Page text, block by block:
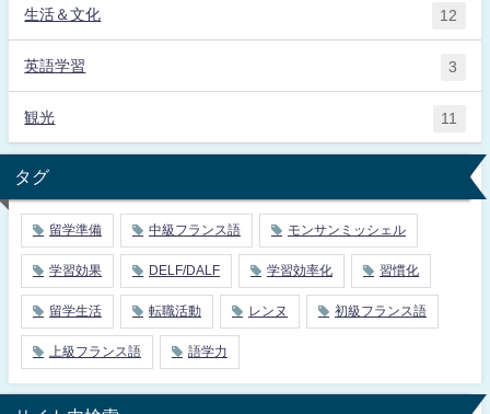
生活＆文化 12
英語学習 3
観光 11
タグ
留学準備 中級フランス語 モンサンミッシェル
学習効果 DELF/DALF 学習効率化 習慣化
留学生活 転職活動 レンヌ 初級フランス語
上級フランス語 語学力